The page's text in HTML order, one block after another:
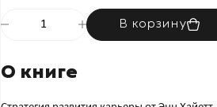
В корзину
О книге